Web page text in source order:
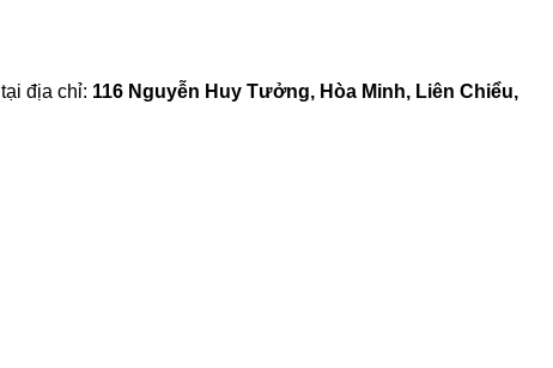
tại địa chỉ: 116 Nguyễn Huy Tưởng, Hòa Minh, Liên Chiểu,